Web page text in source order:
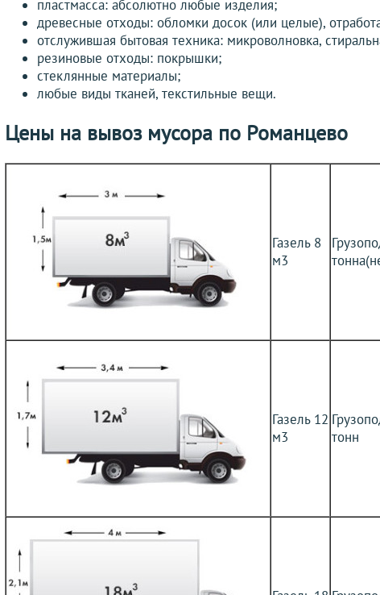
пластмасса: абсолютно любые изделия;
древесные отходы: обломки досок (или целые),
отслужившая бытовая техника: микроволновка,
резиновые отходы: покрышки;
стеклянные материалы;
любые виды тканей, текстильные вещи.
Цены на вывоз мусора по Романцево
Газель 8
м3
Газель 12
м3
тонн